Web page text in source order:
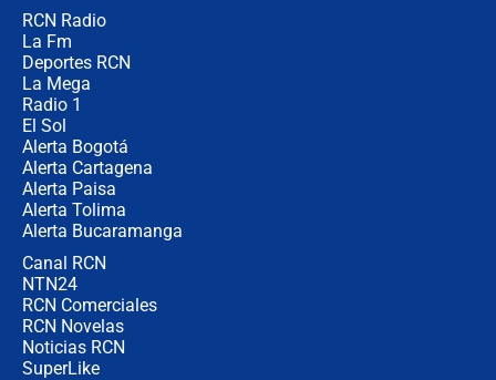
RCN Radio
La Fm
Deportes RCN
La Mega
Radio 1
El Sol
Alerta Bogotá
Alerta Cartagena
Alerta Paisa
Alerta Tolima
Alerta Bucaramanga
Canal RCN
NTN24
RCN Comerciales
RCN Novelas
Noticias RCN
SuperLike